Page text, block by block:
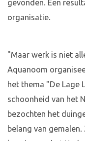
gevonden. Een
organisatie.
"Maar werk is niet
Aquanoom
het thema "De Lage
schoonheid van het
bezochten het
belang van